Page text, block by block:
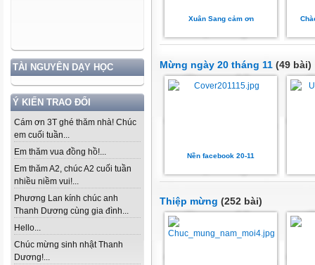
TÀI NGUYÊN DẠY HỌC
Ý KIẾN TRAO ĐỔI
Cám ơn 3T ghé thăm nhà! Chúc
em cuối tuần...
Em thăm vua đồng hồ!...
Em thăm A2, chúc A2 cuối tuần
nhiều niềm vui!...
Phương Lan kính chúc anh
Thanh Dương cùng gia đình...
Hello...
Chúc mừng sinh nhật Thanh
Dương!...
Xuân Sang cảm ơn
Mừng ngày 20 tháng 11 (49 bài)
Nền facebook 20-11
Thiệp mừng (252 bài)